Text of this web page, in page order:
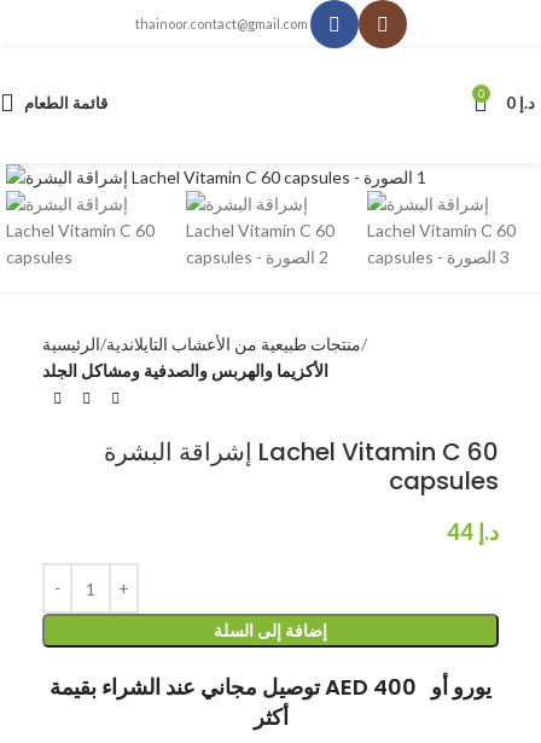
thainoor.contact@gmail.com
قائمة الطعام 0 د.إ
الرئيسية منتجات طبيعية من الأعشاب التايلاندية
الأكزيما والهربس والصدفية ومشاكل الجلد
إشراقة البشرة Lachel Vitamin C 60
capsules
د.إ
إضافة إلى السلة
توصيل مجاني عند الشراء بقيمة AED 400 يورو أو
أكثر